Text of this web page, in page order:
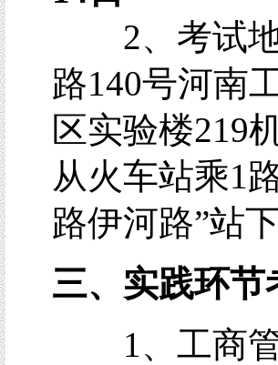
2、考试地
路140号河南
区实验楼219
从火车站乘1
路伊河路”站
三、实践环节
1、工商管